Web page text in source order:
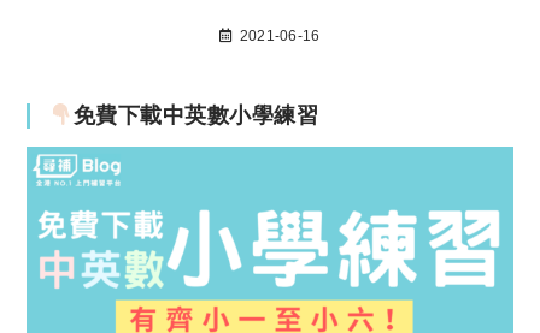
2021-06-16
免費下載中英數小學練習